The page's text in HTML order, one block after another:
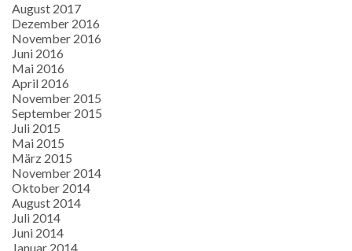
August 2017
Dezember 2016
November 2016
Juni 2016
Mai 2016
April 2016
November 2015
September 2015
Juli 2015
Mai 2015
März 2015
November 2014
Oktober 2014
August 2014
Juli 2014
Juni 2014
Januar 2014